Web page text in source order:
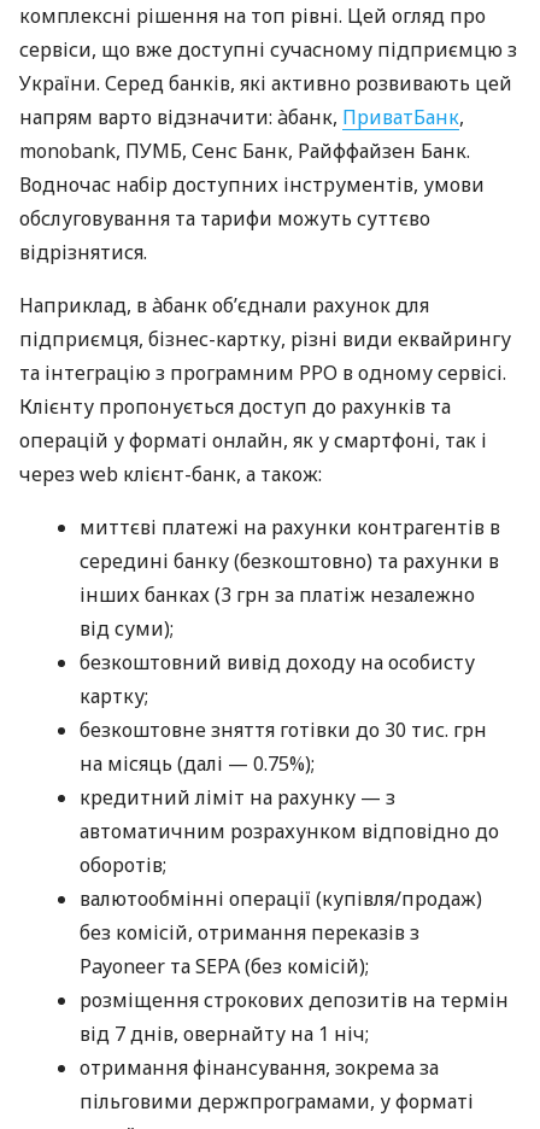
комплексні рішення на топ рівні. Цей огляд про
сервіси, що вже доступні сучасному підприємцю з
України. Серед банків, які активно розвивають цей
напрям варто відзначити: àбанк, ПриватБанк,
monobank, ПУМБ, Сенс Банк, Райффайзен Банк.
Водночас набір доступних інструментів, умови
обслуговування та тарифи можуть суттєво
відрізнятися.
Наприклад, в àбанк об’єднали рахунок для
підприємця, бізнес-картку, різні види еквайрингу
та інтеграцію з програмним РРО в одному сервісі.
Клієнту пропонується доступ до рахунків та
операцій у форматі онлайн, як у смартфоні, так і
через web клієнт-банк, а також:
миттєві платежі на рахунки контрагентів в
середині банку (безкоштовно) та рахунки в
інших банках (3 грн за платіж незалежно
від суми);
безкоштовний вивід доходу на особисту
картку;
безкоштовне зняття готівки до 30 тис. грн
на місяць (далі — 0.75%);
кредитний ліміт на рахунку — з
автоматичним розрахунком відповідно до
оборотів;
валютообмінні операції (купівля/продаж)
без комісій, отримання переказів з
Payoneer та SEPA (без комісій);
розміщення строкових депозитів на термін
від 7 днів, овернайту на 1 ніч;
отримання фінансування, зокрема за
пільговими держпрограмами, у форматі